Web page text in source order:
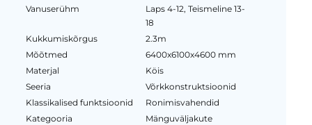
Vanuserühm
Laps 4-12, Teismeline 13-
18
Kukkumiskõrgus
2.3m
Mõõtmed
6400x6100x4600 mm
Materjal
Köis
Seeria
Võrkkonstruktsioonid
Klassikalised funktsioonid
Ronimisvahendid
Kategooria
Mänguväljakute